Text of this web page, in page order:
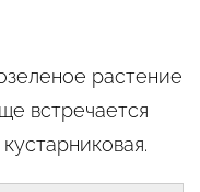
растение
встречается